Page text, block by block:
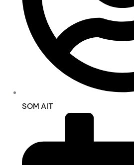
SOM AIT